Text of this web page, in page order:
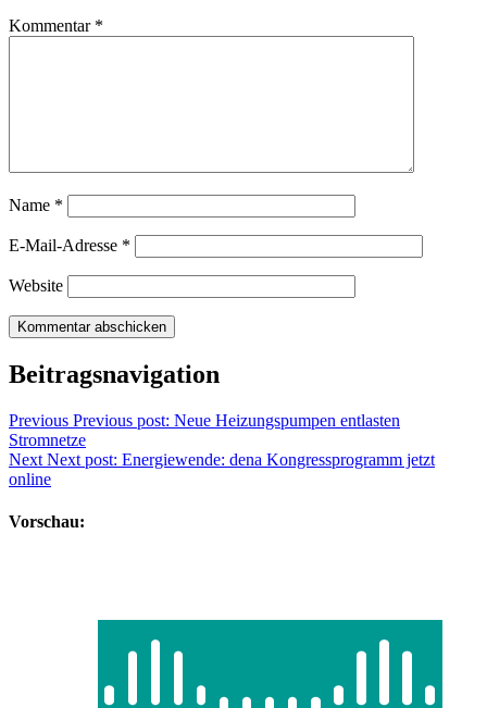
Kommentar *
Name *
E-Mail-Adresse *
Website
Beitragsnavigation
Previous Previous post: Neue Heizungspumpen entlasten
Stromnetze
Next Next post: Energiewende: dena Kongressprogramm jetzt
online
Vorschau: